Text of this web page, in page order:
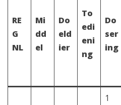
RE
G
NL
Mi
dd
el
Do
eld
ier
To
edi
eni
ng
Do
ser
ing
1